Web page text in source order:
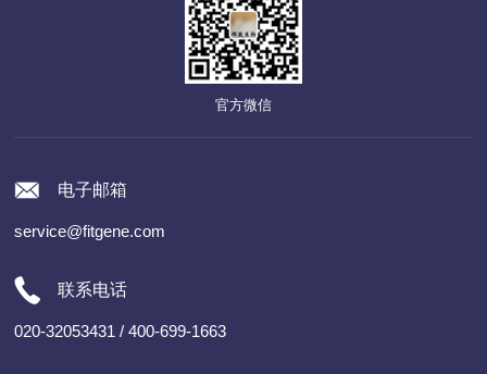
官方微信
电子邮箱
service@fitgene.com
联系电话
020-32053431 / 400-699-1663